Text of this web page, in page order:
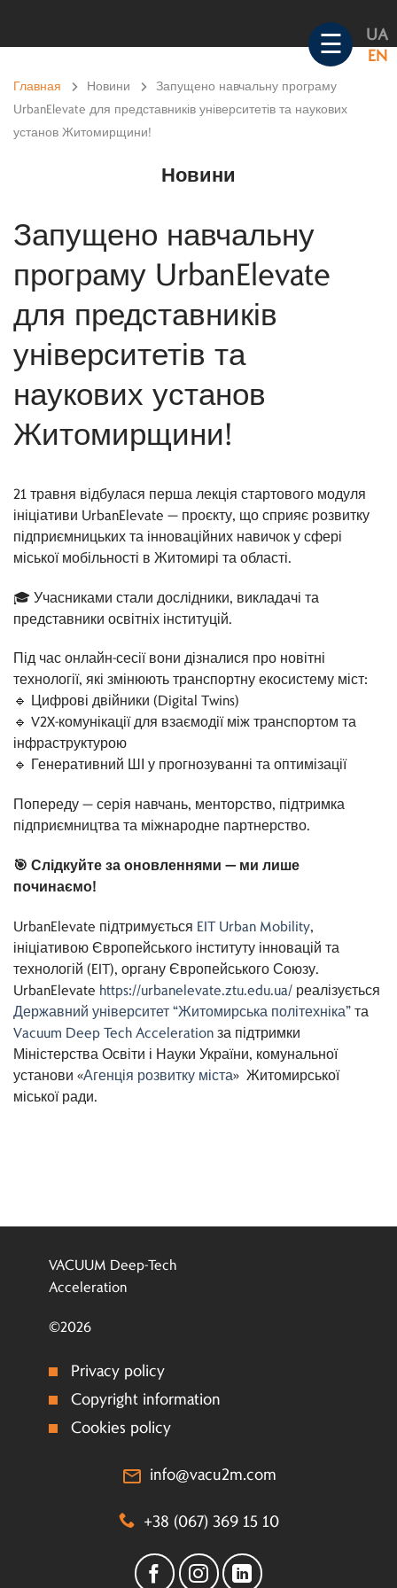
☰
UA
EN
Главная > Новини > Запущено навчальну програму
UrbanElevate для представників університетів та наукових
установ Житомирщини!
Новини
Запущено навчальну
програму UrbanElevate
для представників
університетів та
наукових установ
Житомирщини!
21 травня відбулася перша лекція стартового модуля
ініціативи UrbanElevate — проєкту, що сприяє розвитку
підприємницьких та інноваційних навичок у сфері
міської мобільності в Житомирі та області.
🎓 Учасниками стали дослідники, викладачі та
представники освітніх інституцій.
Під час онлайн-сесії вони дізналися про новітні
технології, які змінюють транспортну екосистему міст:
🔹 Цифрові двійники (Digital Twins)
🔹 V2X-комунікації для взаємодії між транспортом та
інфраструктурою
🔹 Генеративний ШІ у прогнозуванні та оптимізації
Попереду — серія навчань, менторство, підтримка
підприємництва та міжнародне партнерство.
🎯 Слідкуйте за оновленнями — ми лише
починаємо!
UrbanElevate підтримується EIT Urban Mobility,
ініціативою Європейського інституту інновацій та
технологій (EIT), органу Європейського Союзу.
UrbanElevate https://urbanelevate.ztu.edu.ua/ реалізується
Державний університет “Житомирська політехніка”та
Vacuum Deep Tech Accelerationза підтримки
Міністерства Освіти і Науки України, комунальної
установи «Агенція розвитку міста» Житомирської
міської ради.
VACUUM Deep-Tech
Acceleration
©2026
Privacy policy
Copyright information
Cookies policy
info@vacu2m.com
+38 (067) 369 15 10